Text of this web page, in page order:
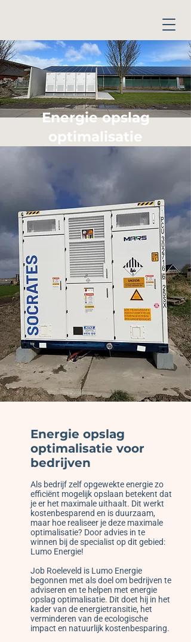
Energie opslag
optimalisatie
Energie opslag
optimalisatie voor
bedrijven
Als bedrijf zelf opgewekte energie zo
efficiënt mogelijk opslaan betekent dat
je er het maximale uithaalt. Dit werkt
kostenbesparend en is duurzaam,
maar hoe realiseer je deze maximale
optimalisatie? Door advies in te
winnen bij de specialist op dit gebied:
Lumo Energie!
Job Roeleveld is Lumo Energie
begonnen met als doel om bedrijven te
adviseren en te helpen met energie
opslag optimalisatie. Dit doet hij in het
kader van de energietransitie, het
verminderen van de ecologische
impact en natuurlijk kostenbesparing.